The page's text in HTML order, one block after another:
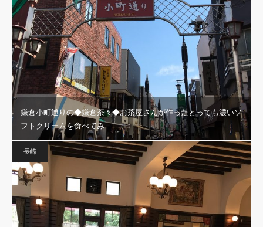
鎌倉小町通りの◆鎌倉茶々◆お茶屋さんが作ったとっても濃いソ
フトクリームを食べてみ…
長崎